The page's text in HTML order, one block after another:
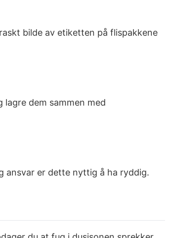
bilde av etiketten på flispakkene
dem sammen med
ansvar er dette nyttig å ha ryddig.